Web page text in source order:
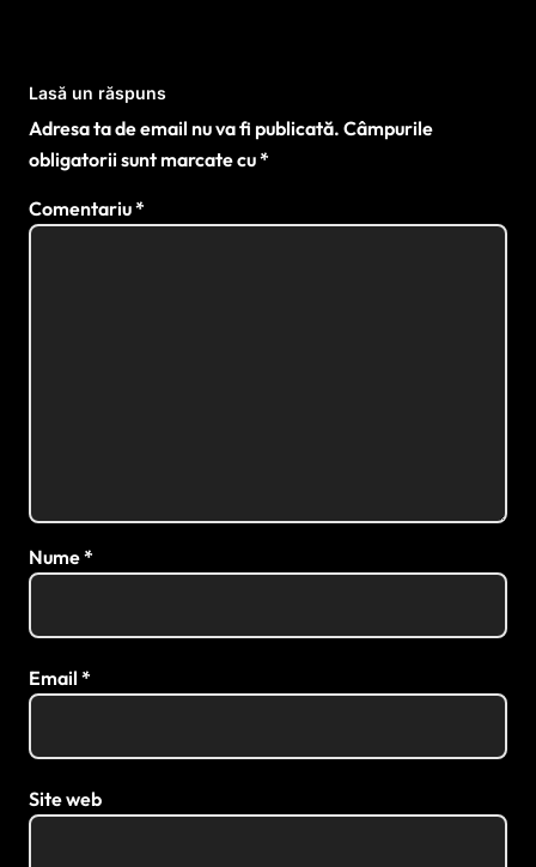
Lasă un răspuns
Adresa ta de email nu va fi publicată. Câmpurile
obligatorii sunt marcate cu*
Comentariu*
Nume*
Email *
Site web